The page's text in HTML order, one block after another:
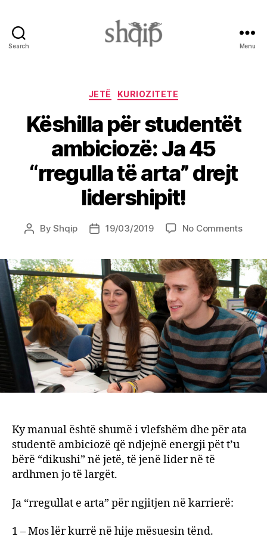
Search Menu
Categories
JETË KURIOZITETE
Këshilla për studentët
ambiciozë: Ja 45
“rregulla të arta” drejt
lidershipit!
PostByShqip
Post19/03/2019 No Commentson
Ja
45
të
arta”
drejt
Ky manual është shumë i vlefshëm dhe për ata
studentë ambiciozë që ndjejnë energji pët t’u
bërë “dikushi” në jetë, të jenë lider në të
ardhmen jo të largët.
Ja “rregullat e arta” për ngjitjen në karrierë:
1 – Mos lër kurrë në hije mësuesin tënd.